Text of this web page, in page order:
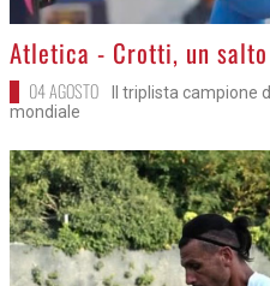
>
Atletica - Crotti, un salto
04 AGOSTO
Il triplista campione
mondiale